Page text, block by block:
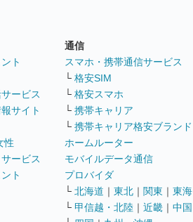
ト
ービス
サイト
性
ービス
ト
通信
スマホ・携帯通信サービス
└ 格安SIM
└ 格安スマホ
└ 携帯キャリア
└ 携帯キャリア格安ブランド
ホームルーター
モバイルデータ通信
プロバイダ
└ 北海道 ｜ 東北 ｜ 関東 ｜ 東海
└ 甲信越・北陸 ｜ 近畿 ｜ 中国